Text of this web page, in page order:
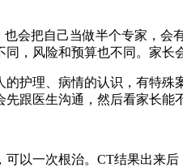
会把自己当做半个专家，
，风险和预算也不同。家
护理、病情的认识，有特
跟医生沟通，然后看家长
以一次根治。CT结果出来